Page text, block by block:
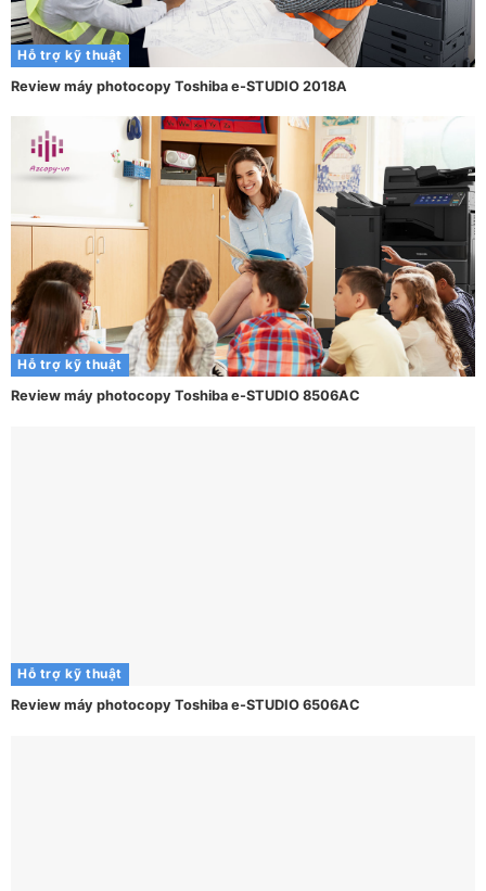
Hỗ trợ kỹ thuật
Review máy photocopy Toshiba e-STUDIO 2018A
Hỗ trợ kỹ thuật
Review máy photocopy Toshiba e-STUDIO 8506AC
Hỗ trợ kỹ thuật
Review máy photocopy Toshiba e-STUDIO 6506AC